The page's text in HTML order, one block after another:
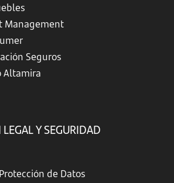
Management
Seguros
Altamira
Y SEGURIDAD
de Datos